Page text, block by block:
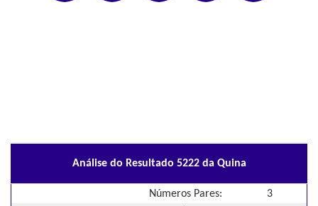
Análise do Resultado 5222 da Quina
Números Pares:
3